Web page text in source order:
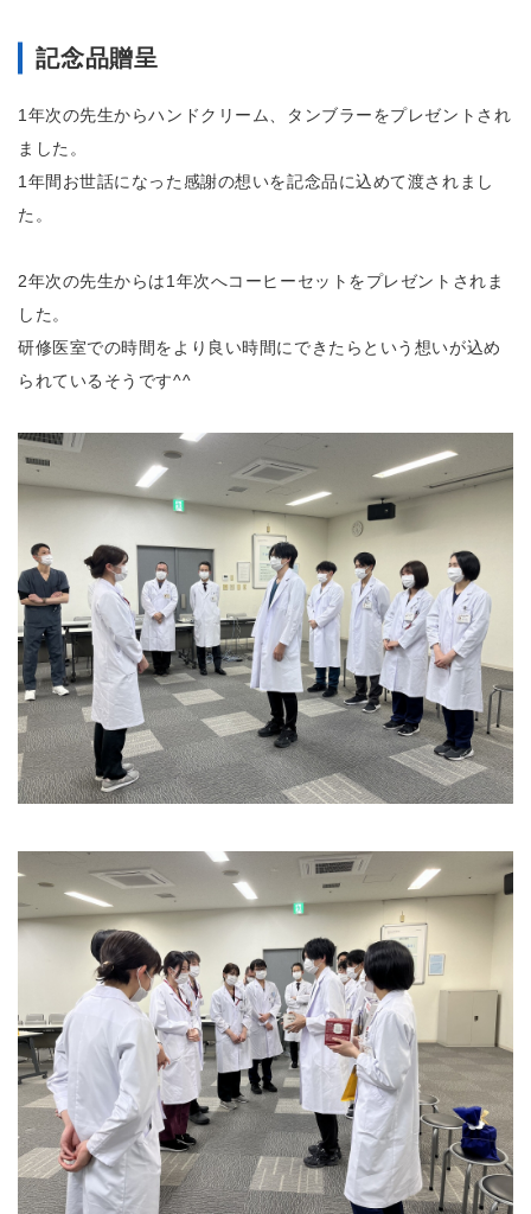
記念品贈呈
1年次の先生からハンドクリーム、タンブラーをプレゼントされ
ました。
1年間お世話になった感謝の想いを記念品に込めて渡されまし
た。
2年次の先生からは1年次へコーヒーセットをプレゼントされま
した。
研修医室での時間をより良い時間にできたらという想いが込め
られているそうです^^